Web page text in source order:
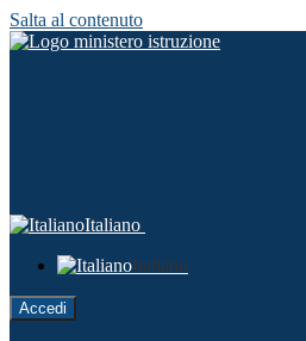
Salta al contenuto
Italiano
Italiano
Accedi